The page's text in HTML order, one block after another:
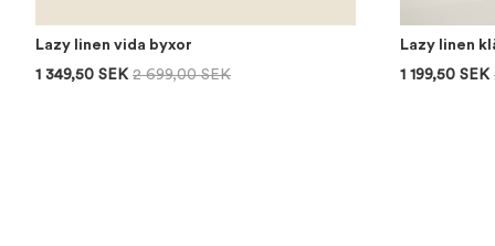
Lazy linen vida byxor
1 349,50 SEK 2 699,00 SEK
Lazy linen
1 199,50 SEK